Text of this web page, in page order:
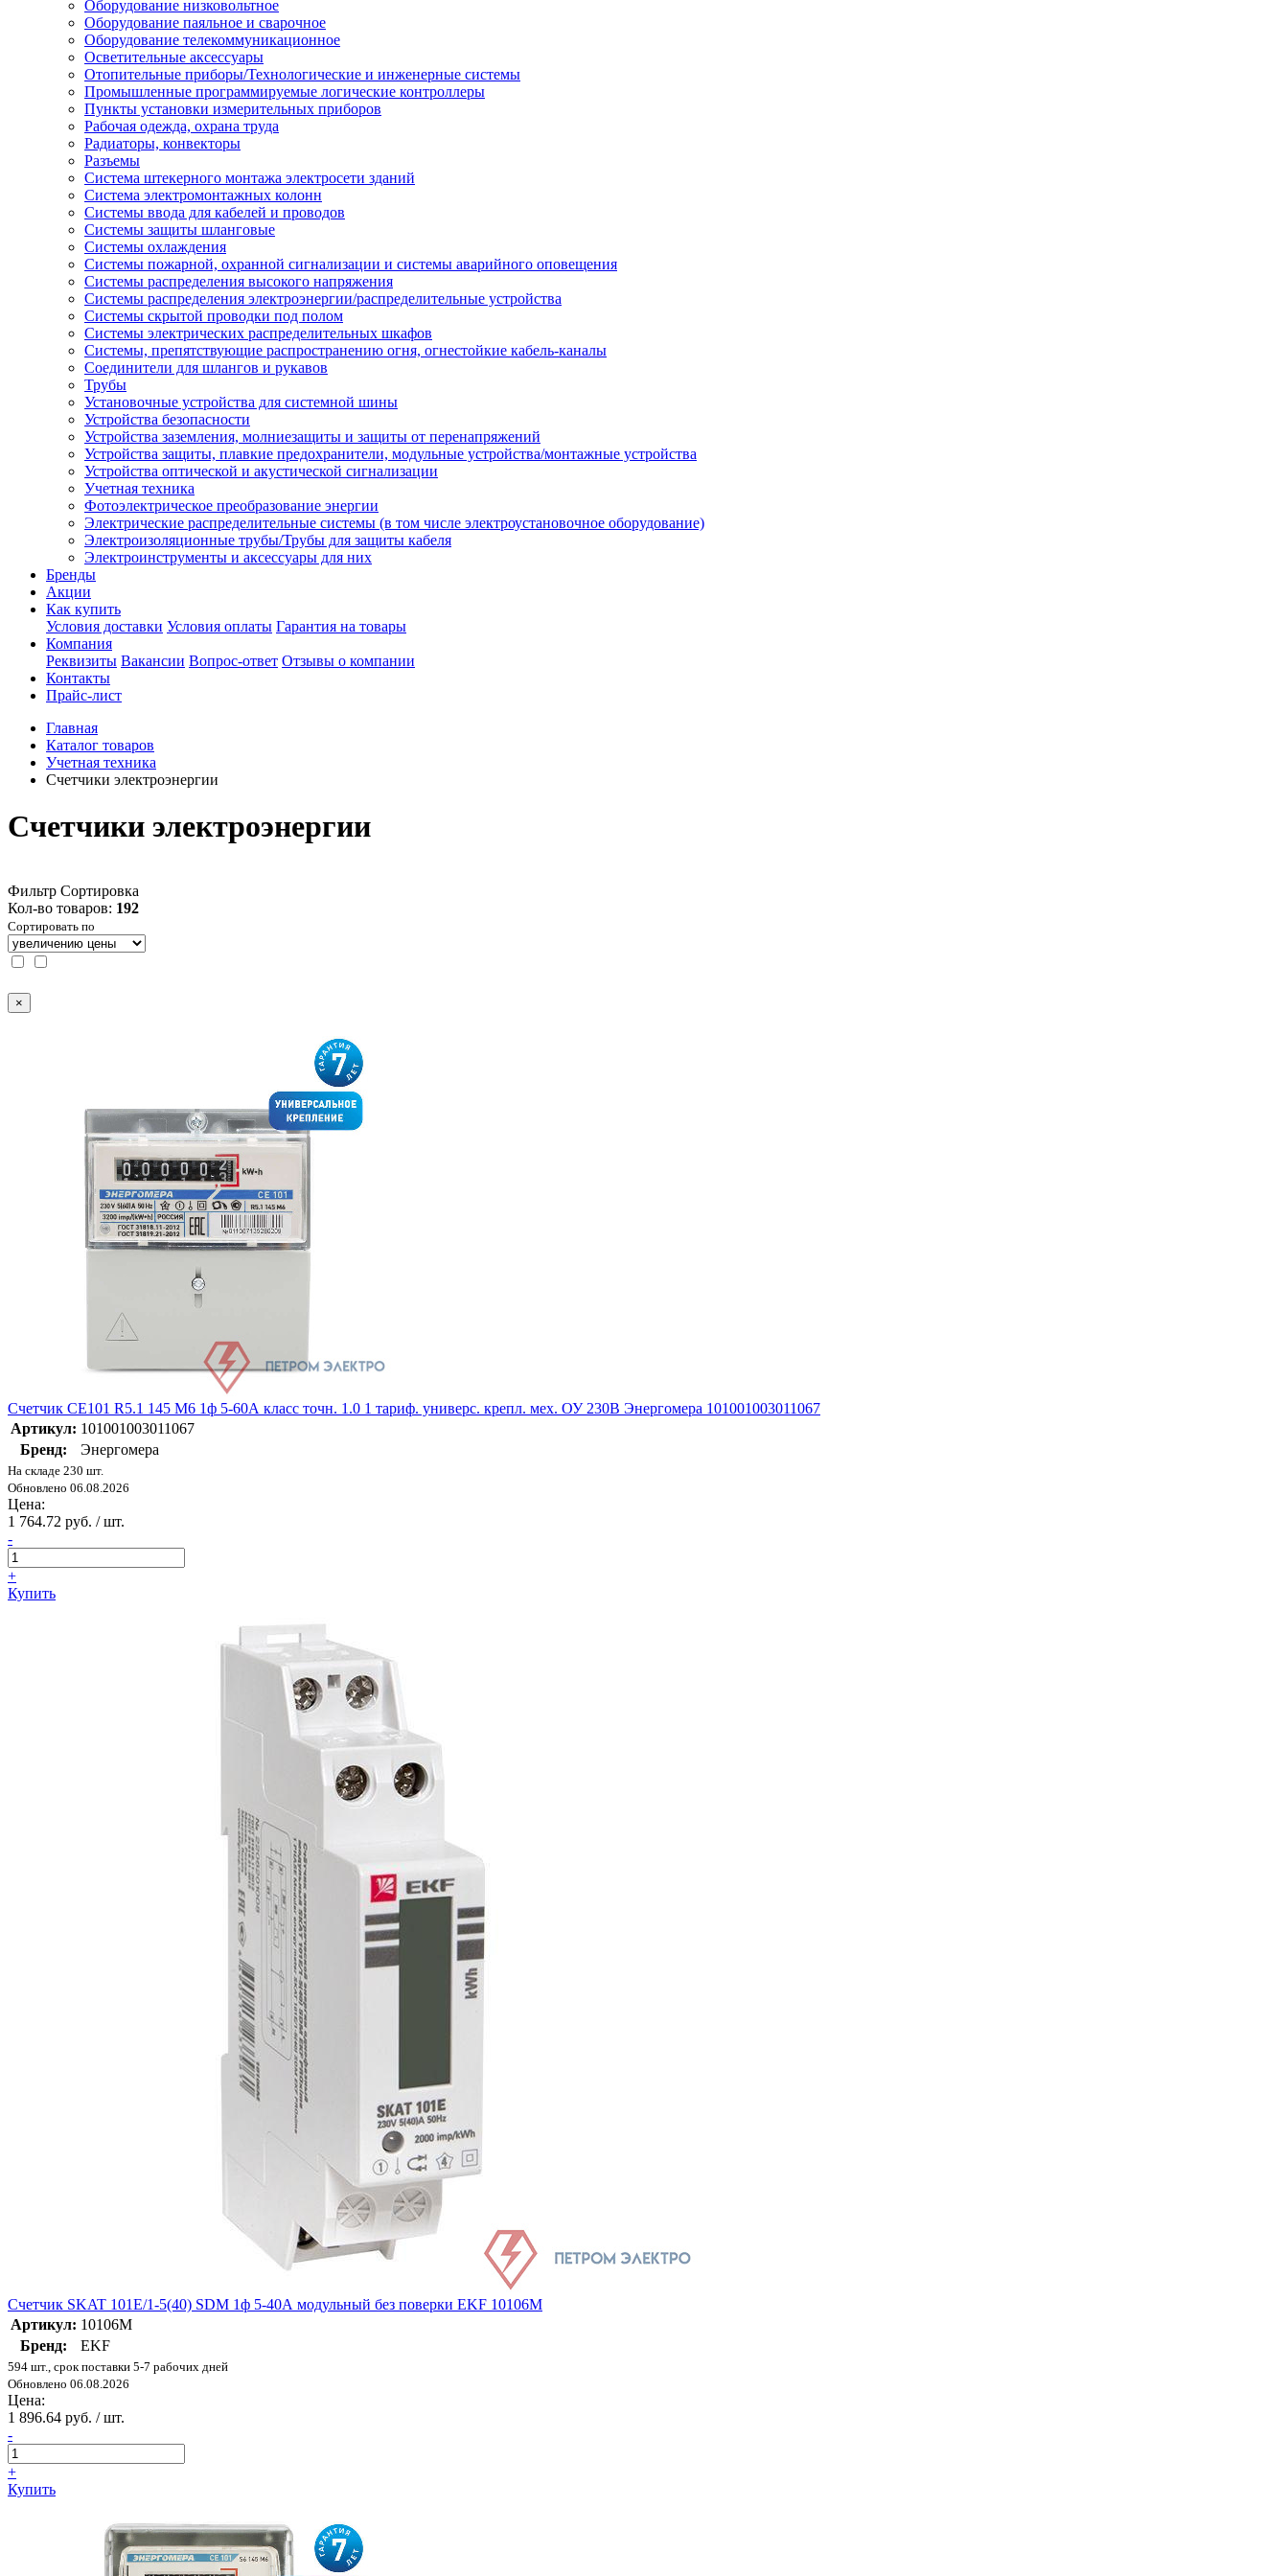
Оборудование низковольтное
Оборудование паяльное и сварочное
Оборудование телекоммуникационное
Осветительные аксессуары
Отопительные приборы/Технологические и инженерные системы
Промышленные программируемые логические контроллеры
Пункты установки измерительных приборов
Рабочая одежда, охрана труда
Радиаторы, конвекторы
Разъемы
Система штекерного монтажа электросети зданий
Система электромонтажных колонн
Системы ввода для кабелей и проводов
Системы защиты шланговые
Системы охлаждения
Системы пожарной, охранной сигнализации и системы аварийного оповещения
Системы распределения высокого напряжения
Системы распределения электроэнергии/распределительные устройства
Системы скрытой проводки под полом
Системы электрических распределительных шкафов
Системы, препятствующие распространению огня, огнестойкие кабель-каналы
Соединители для шлангов и рукавов
Трубы
Установочные устройства для системной шины
Устройства безопасности
Устройства заземления, молниезащиты и защиты от перенапряжений
Устройства защиты, плавкие предохранители, модульные устройства/монтажные устройства
Устройства оптической и акустической сигнализации
Учетная техника
Фотоэлектрическое преобразование энергии
Электрические распределительные системы (в том числе электроустановочное оборудование)
Электроизоляционные трубы/Трубы для защиты кабеля
Электроинструменты и аксессуары для них
Бренды
Акции
Как купить
Условия доставки Условия оплаты Гарантия на товары
Компания
Реквизиты Вакансии Вопрос-ответ Отзывы о компании
Контакты
Прайс-лист
Главная
Каталог товаров
Учетная техника
Счетчики электроэнергии
Счетчики электроэнергии
Фильтр Сортировка
Кол-во товаров: 192
Сортировать по
×
Счетчик CE101 R5.1 145 M6 1ф 5-60А класс точн. 1.0 1 тариф. универс. крепл. мех. ОУ 230В Энергомера 101001003011067
Артикул: 101001003011067
Бренд:
Энергомера
На складе 230 шт.
Обновлено 06.08.2026
Цена:
1 764.72 руб. / шт.
-
+
Купить
Счетчик SKAT 101E/1-5(40) SDM 1ф 5-40А модульный без поверки EKF 10106M
Артикул: 10106M
Бренд:
EKF
594 шт., срок поставки 5-7 рабочих дней
Обновлено 06.08.2026
Цена:
1 896.64 руб. / шт.
-
+
Купить